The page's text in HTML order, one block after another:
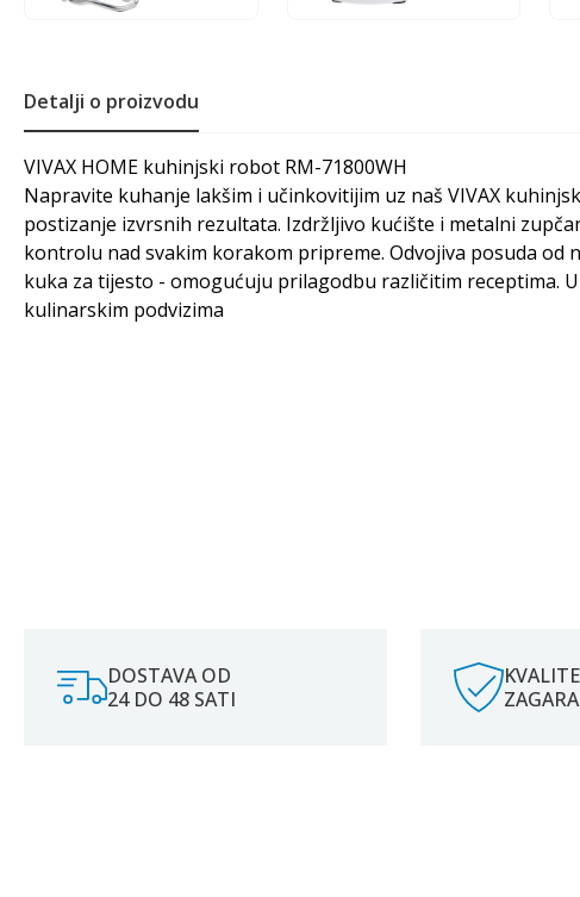
Detalji o proizvodu
VIVAX HOME kuhinjski robot RM-71800WH
Napravite kuhanje lakšim i učinkovitijim uz naš VIVAX
postizanje izvrsnih rezultata. Izdržljivo kućište i metalni
kontrolu nad svakim korakom pripreme. Odvojiva posuda
kuka za tijesto - omogućuju prilagodbu različitim receptima.
kulinarskim podvizima
DOSTAVA OD
24 DO 48 SATI